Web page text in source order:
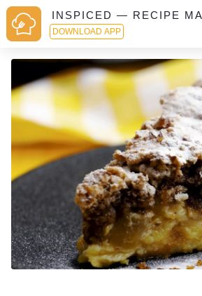
INSPICED — RECIPE
DOWNLOAD APP